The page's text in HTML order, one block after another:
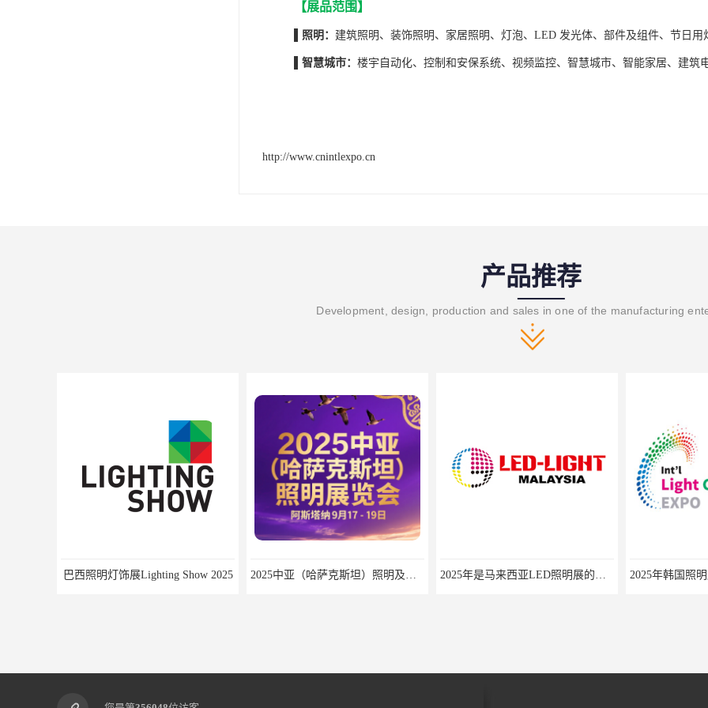
【展品范围】
▌照明 ： 建筑照明 、 装饰照明 、 家居照明、 灯泡、 LED 发光体、 部件及组件、 节日用灯
▌智慧城市： 楼宇自动化、 控制和安保系统、 视频监控、 智慧城市、 智能家居、 建筑
http://www.cnintlexpo.cn
产品推荐
Development, design, production and sales in one of the manufacturing
巴西照明灯饰展Lighting Show 2025